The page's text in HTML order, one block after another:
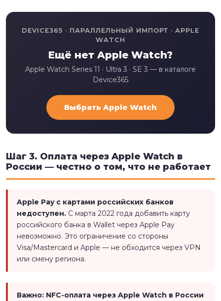
DEVICE365 · ПАРАЛЛЕЛЬНЫЙ ИМПОРТ · APPLE
WATCH
Ещё нет Apple Watch?
Apple Watch Series 11 · Ultra 3 · SE 3 — в каталоге
Device365
Выбрать Apple Watch
Шаг 3. Оплата через Apple Watch в
России — честно о том, что не работает
Apple Pay с картами российских банков
недоступен. С марта 2022 года добавить карту
российского банка в Wallet через Apple Pay
невозможно. Это ограничение со стороны
Visa/Mastercard и Apple — не обходится через VPN
или смену региона.
Важно: NFC-оплата через Apple Watch в России